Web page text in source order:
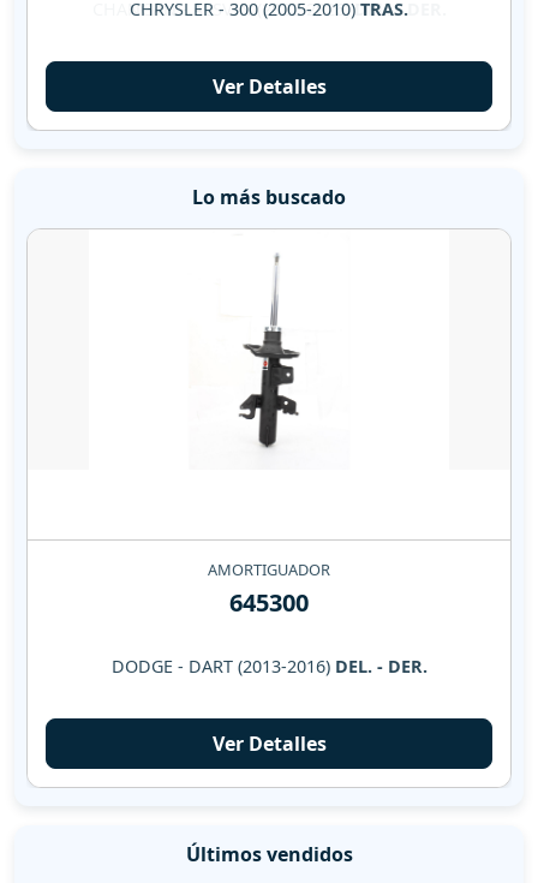
CHRYSLER - 300 (2005-2010) TRAS.
Ver Detalles
Lo más buscado
AMORTIGUADOR
645300
DODGE - DART (2013-2016) DEL. - DER.
Ver Detalles
Últimos vendidos